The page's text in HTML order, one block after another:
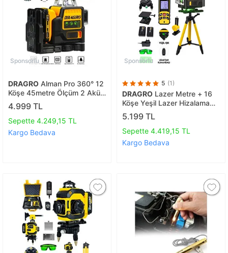
Sponsorlu
DRAGRO Alman Pro 360° 12
Köşe 45metre Ölçüm 2 Akülü
Lazer Hizalama Yeşil Çizgili
Lazer Metre Çizgi Hizalama
4.999 TL
Sepette 4.249,15 TL
Kargo Bedava
Sponsorlu
5 (1)
DRAGRO Lazer Metre + 16
Köşe Yeşil Lazer Hizalama
Terazi 360° Mıknatıslı Çantalı
Otomatik Hizalama Metre
5.199 TL
Sepette 4.419,15 TL
Kargo Bedava